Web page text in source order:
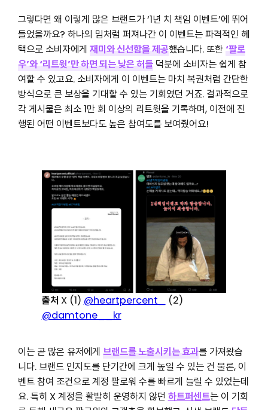
그렇다면 왜 이렇게 많은 브랜드가 ‘1년 치 책임 이벤트’에 뛰어
들었을까요? 하나의 밈처럼 퍼져나간 이 이벤트는 파격적인 혜
택으로 소비자에게 재미와 신선함을 제공했습니다. 또한‘팔로
우’와 ‘리트윗’만 하면 되는 낮은 허들덕분에 소비자는 쉽게 참
여할 수 있고요. 소비자에게 이 이벤트는 마치 복권처럼 간단한
방식으로 큰 보상을 기대할 수 있는 기회였던 거죠. 결과적으로
각 게시물은 최소 1만 회 이상의 리트윗을 기록하며, 이전에 진
행된 어떤 이벤트보다도 높은 참여도를 보여줬어요!
출처 X (1) @heartpercent_
(2)
@damtone__kr
이는 곧 많은 유저에게 브랜드를 노출시키는 효과를 가져왔습
니다. 브랜드 인지도를 단기간에 크게 높일 수 있는 건 물론, 이
벤트 참여 조건으로 계정 팔로워 수를 빠르게 늘릴 수 있었는데
요. 특히 X 계정을 활발히 운영하지 않던 하트퍼센트는 이 기회